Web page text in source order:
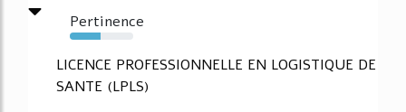
Pertinence
48%
LICENCE PROFESSIONNELLE EN LOGISTIQUE DE
SANTE (LPLS)